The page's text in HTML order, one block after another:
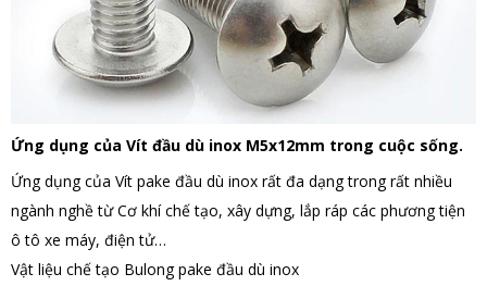
Ứng dụng của Vít đầu dù inox M5x12mm trong cuộc sống.
Ứng dụng của Vít pake đầu dù inox rất đa dạng trong rất nhiều
ngành nghề từ Cơ khí chế tạo, xây dựng, lắp ráp các phương tiện
ô tô xe máy, điện tử…
Vật liệu chế tạo Bulong pake đầu dù inox